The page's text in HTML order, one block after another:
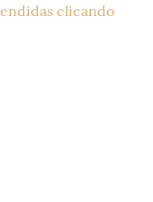
clicando